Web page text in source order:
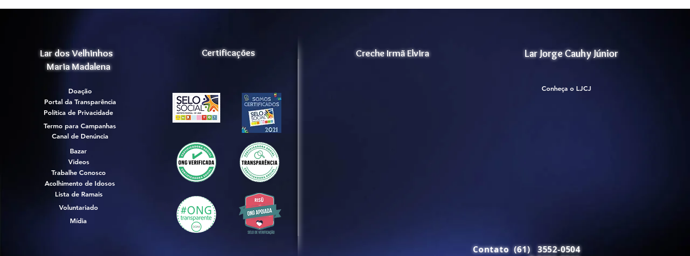
Lar dos Velhinhos
Maria Madalena
Doação
Portal da Transparência
Política de Privacidade
Termo para Campanhas
Canal de Denúncia
Bazar
Videos
Trabalhe Conosco
Acolhimento de Idosos
Lista de Ramais
Voluntariado
Mídia
Certificações Creche Irmã Elvira Lar Jorge Cauhy Júnior
Conheça o LJCJ
Contato (61) 3552-0504